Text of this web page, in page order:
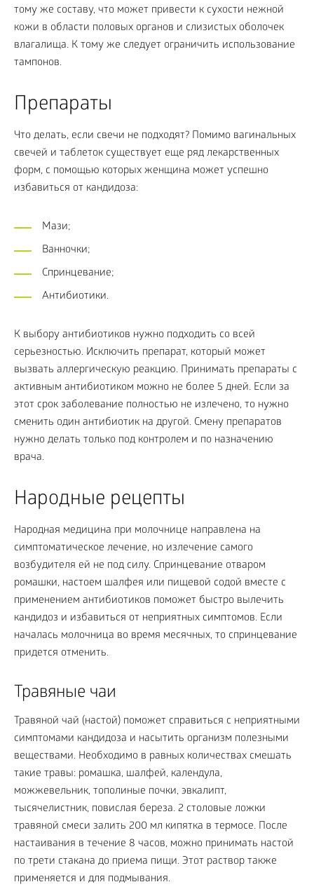
тому же составу, что может привести к сухости нежной
кожи в области половых органов и слизистых оболочек
влагалища. К тому же следует ограничить использование
тампонов.
Препараты
Что делать, если свечи не подходят? Помимо вагинальных
свечей и таблеток существует еще ряд лекарственных
форм, с помощью которых женщина может успешно
избавиться от кандидоза:
Мази;
Ванночки;
Спринцевание;
Антибиотики.
К выбору антибиотиков нужно подходить со всей
серьезностью. Исключить препарат, который может
вызвать аллергическую реакцию. Принимать препараты с
активным антибиотиком можно не более 5 дней. Если за
этот срок заболевание полностью не излечено, то нужно
сменить один антибиотик на другой. Смену препаратов
нужно делать только под контролем и по назначению
врача.
Народные рецепты
Народная медицина при молочнице направлена на
симптоматическое лечение, но излечение самого
возбудителя ей не под силу. Спринцевание отваром
ромашки, настоем шалфея или пищевой содой вместе с
применением антибиотиков поможет быстро вылечить
кандидоз и избавиться от неприятных симптомов. Если
началась молочница во время месячных, то спринцевание
придется отменить.
Травяные чаи
Травяной чай (настой) поможет справиться с неприятными
симптомами кандидоза и насытить организм полезными
веществами. Необходимо в равных количествах смешать
такие травы: ромашка, шалфей, календула,
можжевельник, тополиные почки, эвкалипт,
тысячелистник, повислая береза. 2 столовые ложки
травяной смеси залить 200 мл кипятка в термосе. После
настаивания в течение 8 часов, можно принимать настой
по трети стакана до приема пищи. Этот раствор также
применяется и для подмывания.